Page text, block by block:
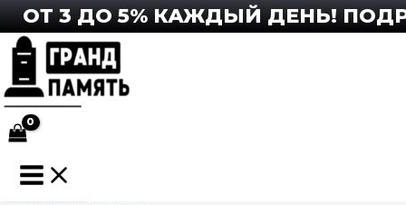
Перейти
к
содержимому
3 ДО 5% КАЖДЫЙ ДЕНЬ!
Main
Menu